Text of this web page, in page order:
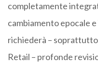
completamente
cambiamento epocale
richiederà –
Retail – profonde